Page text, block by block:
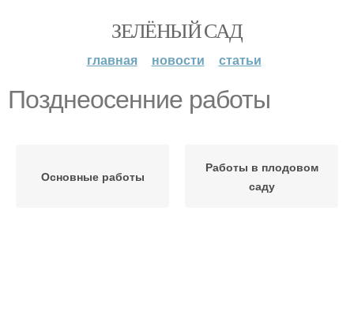
ЗЕЛЁНЫЙ САД
главная новости статьи
Позднеосенние работы
Основные работы
Работы в плодовом
саду